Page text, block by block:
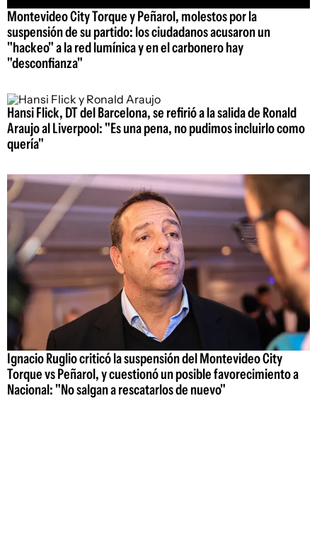
Montevideo City Torque y Peñarol, molestos por la
suspensión de su partido: los ciudadanos acusaron un
"hackeo" a la red lumínica y en el carbonero hay
"desconfianza"
Hansi Flick, DT del Barcelona, se refirió a la salida de Ronald
Araujo al Liverpool: "Es una pena, no pudimos incluirlo como
quería"
Ignacio Ruglio criticó la suspensión del Montevideo City
Torque vs Peñarol, y cuestionó un posible favorecimiento a
Nacional: "No salgan a rescatarlos de nuevo"